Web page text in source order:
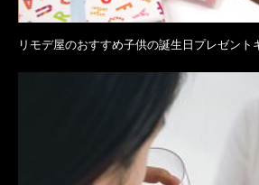
リモデ屋のおすすめ子供の誕生日プレゼン